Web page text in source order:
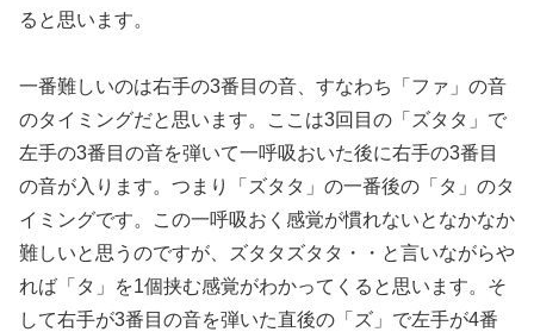
ると思います。
一番難しいのは右手の3番目の音、すなわち「ファ」の音
のタイミングだと思います。ここは3回目の「ズタタ」で
左手の3番目の音を弾いて一呼吸おいた後に右手の3番目
の音が入ります。つまり「ズタタ」の一番後の「タ」のタ
イミングです。この一呼吸おく感覚が慣れないとなかなか
難しいと思うのですが、ズタタズタタ・・と言いながらや
れば「タ」を1個挟む感覚がわかってくると思います。そ
して右手が3番目の音を弾いた直後の「ズ」で左手が4番